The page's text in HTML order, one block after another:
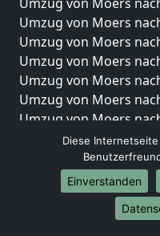
Umzug von Moers
Umzug von Moers
Umzug von Moers
Umzug von Moers
Umzug von Moers
Umzug von Moers
Umzug von Moers
Umzug von Moers
Umzug von Moers
Umzug von Moers
Umzug von Moers
Diese
Einverstanden